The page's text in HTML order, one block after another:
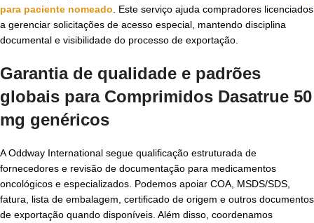
para paciente nomeado . Este serviço ajuda compradores licenciados
a gerenciar solicitações de acesso especial, mantendo disciplina
documental e visibilidade do processo de exportação.
Garantia de qualidade e padrões
globais para Comprimidos Dasatrue 50
mg genéricos
A Oddway International segue qualificação estruturada de
fornecedores e revisão de documentação para medicamentos
oncológicos e especializados. Podemos apoiar COA, MSDS/SDS,
fatura, lista de embalagem, certificado de origem e outros documentos
de exportação quando disponíveis. Além disso, coordenamos